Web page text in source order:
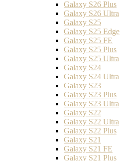
Galaxy S26 Plus
Galaxy S26 Ultra
Galaxy S25
Galaxy S25 Edge
Galaxy S25 FE
Galaxy S25 Plus
Galaxy S25 Ultra
Galaxy S24
Galaxy S24 Ultra
Galaxy S23
Galaxy S23 Plus
Galaxy S23 Ultra
Galaxy S22
Galaxy S22 Ultra
Galaxy S22 Plus
Galaxy S21
Galaxy S21 FE
Galaxy S21 Plus